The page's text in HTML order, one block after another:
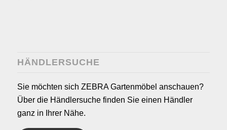
HÄNDLERSUCHE
Sie möchten sich ZEBRA Gartenmöbel anschauen?
Über die Händlersuche finden Sie einen Händler
ganz in Ihrer Nähe.